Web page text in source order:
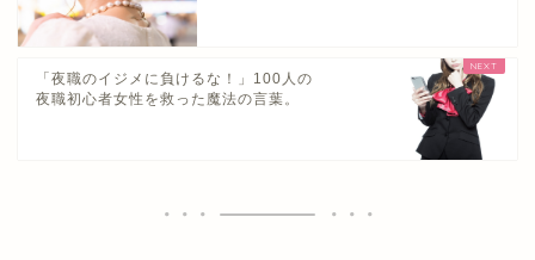
「夜職のイジメに負けるな！」100人の
夜職初心者女性を救った魔法の言葉。